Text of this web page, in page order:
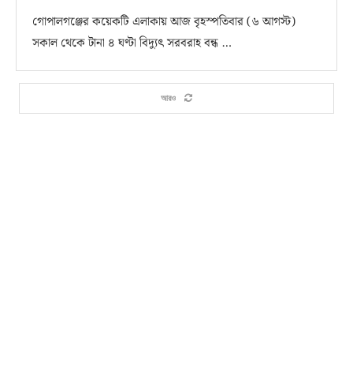
গোপালগঞ্জের কয়েকটি এলাকায় আজ বৃহস্পতিবার (৬ আগস্ট)
সকাল থেকে টানা ৪ ঘণ্টা বিদ্যুৎ সরবরাহ বন্ধ …
আরও